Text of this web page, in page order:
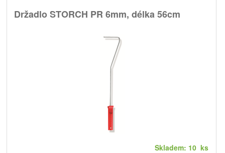
Držadlo STORCH PR 6mm, délka 56cm
Skladem: 10 ks